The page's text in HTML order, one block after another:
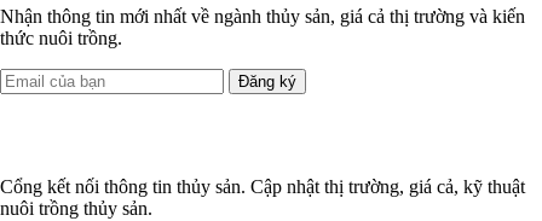
Nhận thông tin mới nhất về ngành thủy sản, giá cả thị trường và kiến
thức nuôi trồng.
Đăng ký
Cổng kết nối thông tin thủy sản. Cập nhật thị trường, giá cả, kỹ thuật
nuôi trồng thủy sản.